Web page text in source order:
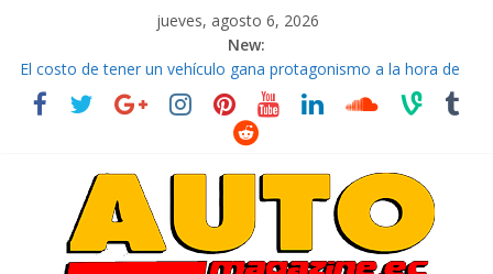
jueves, agosto 6, 2026
New:
El costo de tener un vehículo gana protagonismo a la hora de
decidir
Ultima película ‘Spider‑Man: Brand New Day’ pone en escena a
La Vuelta al Ecuador 2026, edición 47ª, recorre 7 provincias en 8
La FEDAK recibe 12 Sinotruk Bolden para cubrir las rutas de La